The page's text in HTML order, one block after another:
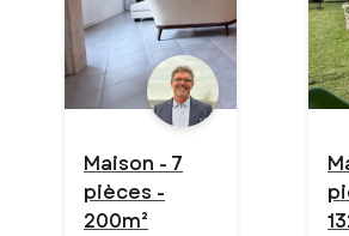
Maison - 7
pièces -
200m²